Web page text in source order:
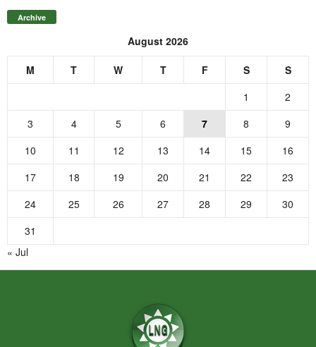
Archive
August 2026
M T W T F S
S
1
2
3
4 5 6 7 8
9
10
11 12 13 14 15
16
17
18 19 20 21 22
23
24
25 26 27 28 29
30
31
« Jul